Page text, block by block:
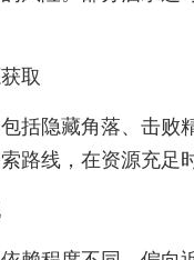
取
括隐藏角落、击败
路线，在资源充足